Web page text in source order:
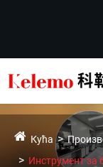
Кућа
Инструмент за